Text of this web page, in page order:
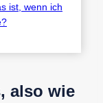
ist, wenn ich
also wie